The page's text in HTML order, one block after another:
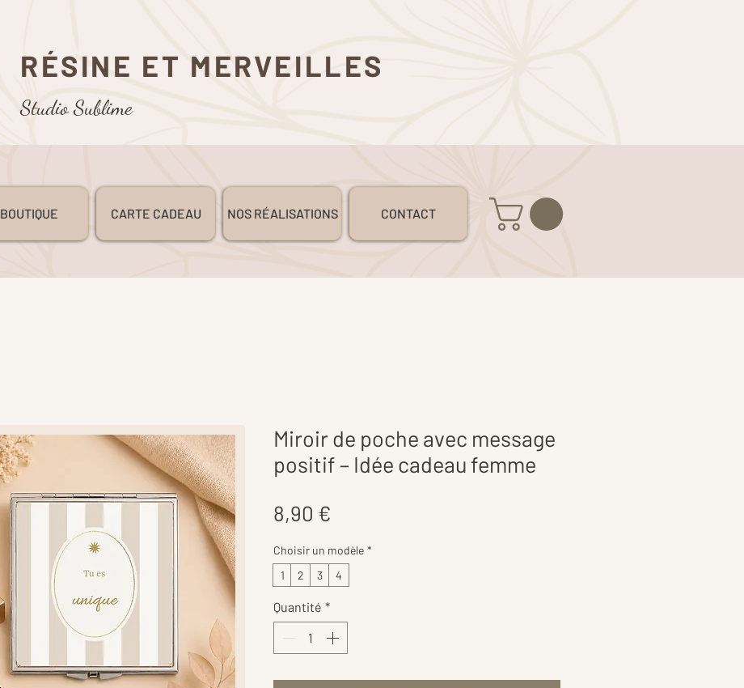
RÉSINE ET MERVEILLES
Studio Sublime
BOUTIQUE CARTE CADEAU NOS RÉALISATIONS CONTACT
Miroir de poche avec message
positif – Idée cadeau femme
8,90 €
Choisir un modèle *
1
2 3 4
Quantité *